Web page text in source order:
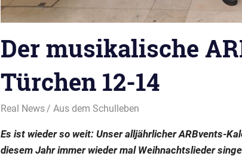
Der musikalische
Türchen 12-14
12. Dezember 2025
Real News Aus dem Schulleben
Es ist wieder so weit: Unser alljährlicher ARBvents-
diesem Jahr immer wieder mal Weihnachtslieder